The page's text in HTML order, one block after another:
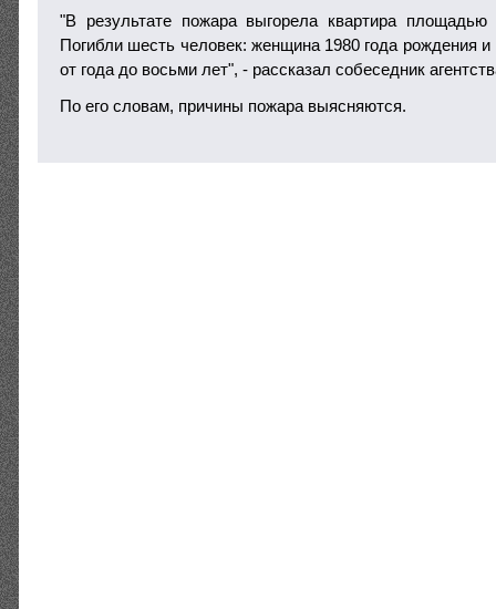
"В результате пожара выгорела квартира
Погибли шесть человек: женщина 1980 года рождения и
от года до восьми лет", - рассказал собеседник
По его словам, причины пожара выясняются.